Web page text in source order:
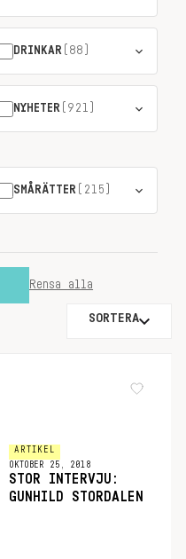
DRINKAR (88)
NYHETER (921)
SMÅRÄTTER (215)
Rensa alla
SORTERA
ARTIKEL
OKTOBER 25, 2018
STOR INTERVJU:
GUNHILD STORDALEN